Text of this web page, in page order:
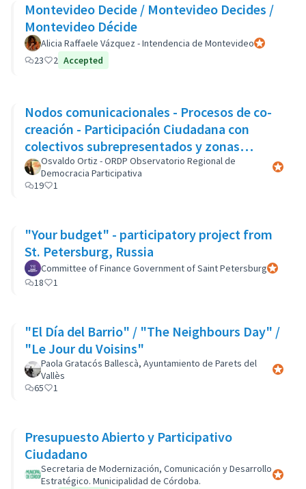
Montevideo Decide / Montevideo Decides /
Montevideo Décide
Alicia Raffaele Vázquez - Intendencia de MontevideoParticipant
23
2 Accepted
Nodos comunicacionales - Procesos de co-
creación - Participación Ciudadana con
colectivos subrepresentados y zonas
marginales
Osvaldo Ortiz - ORDP Observatorio Regional de
Democracia Participativa
19
1
"Your budget" - participatory project from
St. Petersburg, Russia
Committee of Finance Government of Saint Petersburg
18
1
"El Día del Barrio" / "The Neighbours Day" /
"Le Jour du Voisins"
Paola Gratacós Ballescà, Ayuntamiento de Parets del
Vallès
65
1
Presupuesto Abierto y Participativo
Ciudadano
Secretaria de Modernización, Comunicación y Desarrollo
Estratégico. Municipalidad de Córdoba.